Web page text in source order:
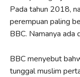
Pada tahun 2018,
perempuan paling
BBC. Namanya ada
BBC menyebut
tunggal muslim